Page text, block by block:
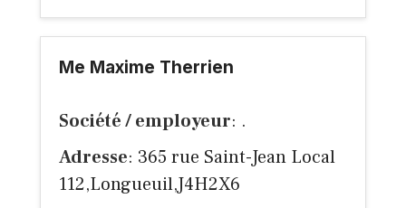
Me Maxime Therrien
Société / employeur: .
Adresse: 365 rue Saint-Jean Local
112,Longueuil,J4H2X6